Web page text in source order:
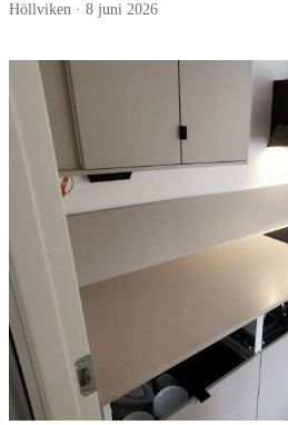
Höllviken · 8 juni 2026